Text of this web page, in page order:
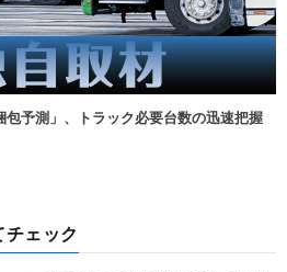
包予測」、トラック必要台数の迅速把握
チェック